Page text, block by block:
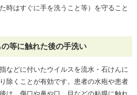
時はすぐに手を洗うこと等）を守ること
等に触れた後の手洗い
などに付いたウイルスを流水・石けんに
除くことが有効です。患者の水疱や患者
は、傷口や鼻や口、目などの粘膜に触れ